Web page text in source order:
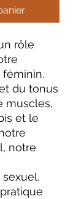
rôle
du tonus
muscles,
et le
notre